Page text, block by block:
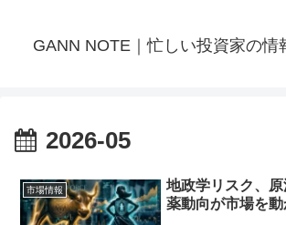
GANN NOTE｜忙しい投資家の情
2026-05
市場情報
地政学リスク、
薬動向が市場を動